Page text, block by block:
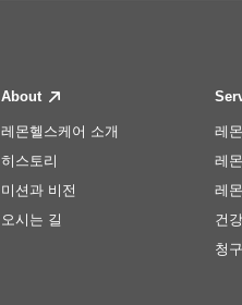
About
레몬헬스케어 소개
히스토리
미션과 비전
오시는 길
레
레
레
건
청